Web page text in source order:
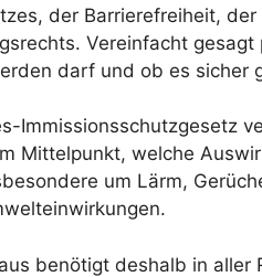
der Barrierefreiheit,
Vereinfacht
darf und ob es sicher
Immissionsschutzgesetz
Mittelpunkt, welche
um Lärm,
benötigt deshalb in aller